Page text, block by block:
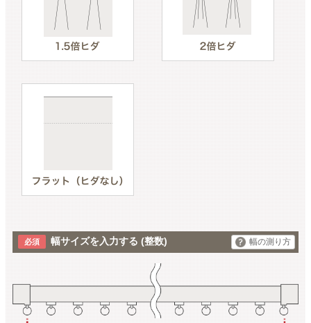
幅サイズを入力する (整数) 幅の測り方